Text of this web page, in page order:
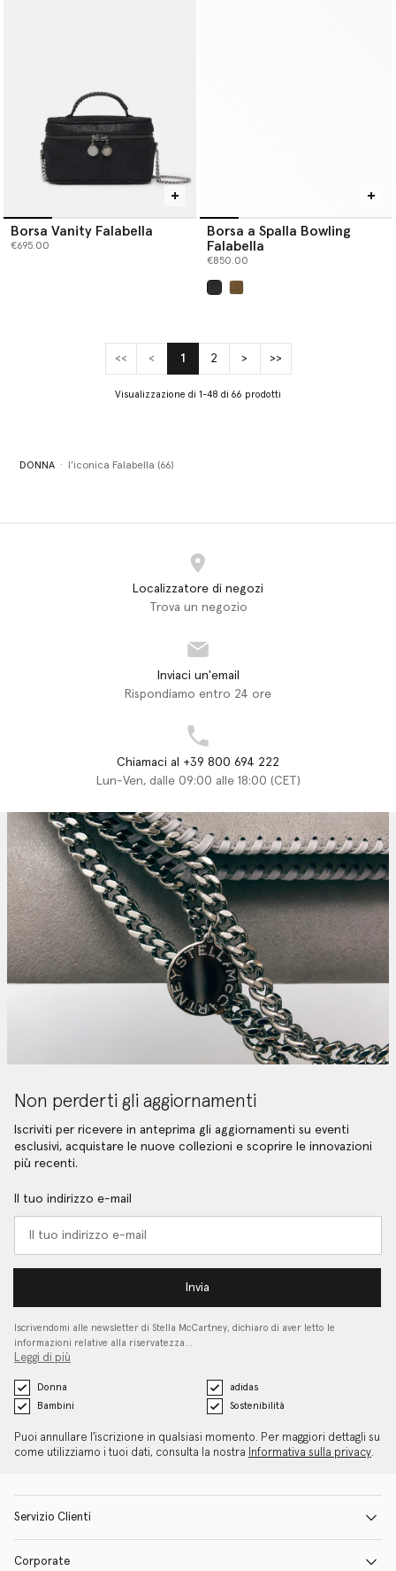
Borsa Vanity Falabella
€695.00
Borsa a Spalla Bowling
Falabella
€850.00
<< < 1(current)
2 > >>
Visualizzazione di 1-48 di 66 prodotti
DONNA l’iconica Falabella (66)
Localizzatore di negozi
Trova un negozio
Inviaci un'email
Rispondiamo entro 24 ore
Chiamaci al +39 800 694 222
Lun-Ven, dalle 09:00 alle 18:00 (CET)
Non perderti gli aggiornamenti
Iscriviti per ricevere in anteprima gli aggiornamenti su eventi
esclusivi, acquistare le nuove collezioni e scoprire le innovazioni
più recenti.
Il tuo indirizzo e-mail
Invia
Iscrivendomi alle newsletter di Stella McCartney, dichiaro di aver letto le
informazioni relative alla riservatezza…
Leggi di più
Donna
adidas
Bambini
Sostenibilità
Puoi annullare l'iscrizione in qualsiasi momento. Per maggiori dettagli su
come utilizziamo i tuoi dati, consulta la nostra
Informativa sulla privacy.
Servizio Clienti
Corporate